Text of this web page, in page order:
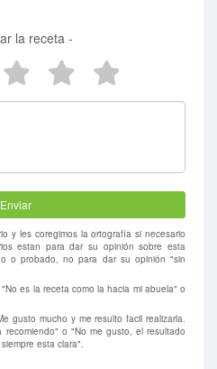
la receta -
2 estrellas
3 estrellas
4 estrellas
y les coregimos la ortografía si necesario
estan para dar su opinión sobre esta
o probado, no para dar su opinión "sin
es la receta como la hacia mi abuela" o
gusto mucho y me resulto facil realizarla.
o "No me gusto, el resultado
esta clara".